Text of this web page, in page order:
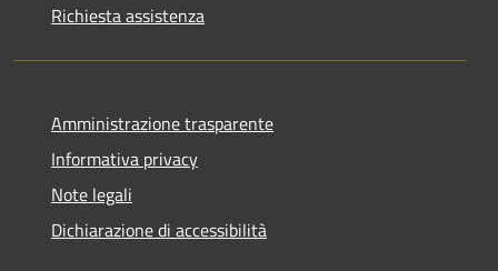
Richiesta assistenza
Amministrazione trasparente
Informativa privacy
Note legali
Dichiarazione di accessibilità